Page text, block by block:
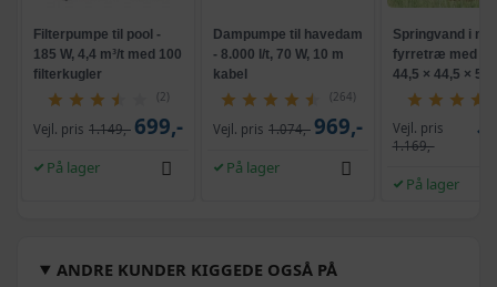
Filterpumpe til pool -
185 W, 4,4 m³/t med 100
filterkugler
(2)
Vejl. pris 1.149,- 699,-
På lager
Dampumpe til havedam
- 8.000 l/t, 70 W, 10 m
kabel
(264)
Vejl. pris 1.074,- 969,-
På lager
Springvand i
fyrretræ med
44,5 × 44,5 × 58
Vejl. pris
1.169,-
På lager
ANDRE KUNDER KIGGEDE OGSÅ PÅ